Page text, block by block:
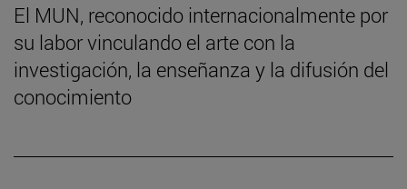
El MUN, reconocido internacionalmente por
su labor vinculando el arte con la
investigación, la enseñanza y la difusión del
conocimiento